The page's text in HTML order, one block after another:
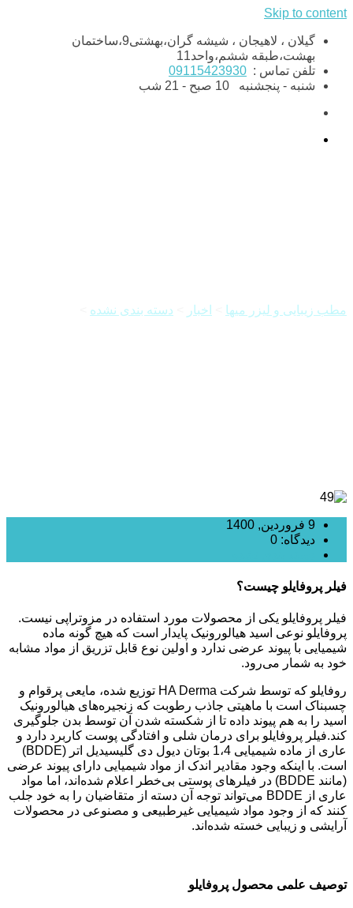
Skip to content
گیلان ، لاهیجان ، شیشه گران،بهشتی9،ساختمان
بهشت،طبقه ششم،واحد11
تلفن تماس : 09115423930
شنبه - پنجشنبه
مطب زیبایی و لیزر میها اخبار دسته بندی نشده
9 فروردین, 1400
دیدگاه: 0
فیلر پروفایلو چیست؟
فیلر پروفایلو یکی از محصولات مورد استفاده در مزوتراپی نیست.
پروفایلو نوعی اسید هیالورونیک پایدار است که هیچ گونه ماده
شیمیایی با پیوند عرضی ندارد و اولین نوع قابل تزریق از مواد مشابه
خود به شمار می‌رود.
روفایلو که توسط شرکت HA Derma توزیع شده، مایعی پرقوام و
چسبناک است با ماهیتی جاذب رطوبت که زنجیره‌های هیالورونیک
اسید را به هم پیوند داده تا از شکسته شدن آن توسط بدن جلوگیری
کند.فیلر پروفایلو برای درمان شلی و افتادگی پوست کاربرد دارد و
عاری از ماده شیمیایی 1،4 بوتان دیول دی گلیسیدیل اتر (BDDE)
است. با اینکه وجود مقادیر اندک از مواد شیمیایی دارای پیوند عرضی
(مانند BDDE) در فیلرهای پوستی بی‌خطر اعلام شده‌اند، اما مواد
عاری از BDDE می‌تواند توجه آن دسته از متقاضیان را به خود جلب
کنند که از وجود مواد شیمیایی غیرطبیعی و مصنوعی در محصولات
آرایشی و زیبایی خسته شده‌اند.
توصیف علمی محصول پروفایلو